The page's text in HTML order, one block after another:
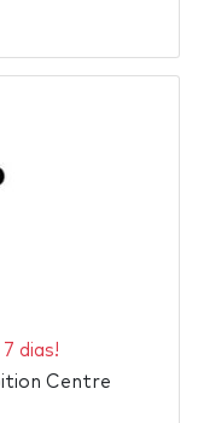
dias!
Centre